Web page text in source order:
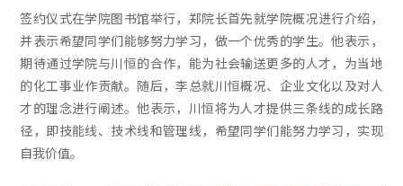
签约仪式在学院图书馆举行，郑院长首先就学院概况进行介绍，
并表示希望同学们能够努力学习，做一个优秀的学生。他表示，
期待通过学院与川恒的合作，能为社会输送更多的人才，为当地
的化工事业作贡献。随后，李总就川恒概况、企业文化以及对人
才的理念进行阐述。他表示，川恒将为人才提供三条线的成长路
径，即技能线、技术线和管理线，希望同学们能努力学习，实现
自我价值。